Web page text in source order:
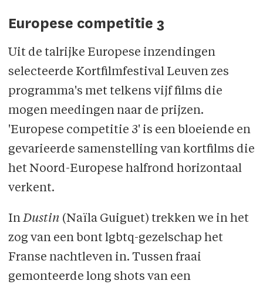
Europese competitie 3
Uit de talrijke Europese inzendingen
selecteerde Kortfilmfestival Leuven zes
programma's met telkens vijf films die
mogen meedingen naar de prijzen.
'Europese competitie 3' is een bloeiende en
gevarieerde samenstelling van kortfilms die
het Noord-Europese halfrond horizontaal
verkent.
InDustin (Naïla Guiguet) trekken we in het
zog van een bont lgbtq-gezelschap het
Franse nachtleven in. Tussen fraai
gemonteerde long shots van een